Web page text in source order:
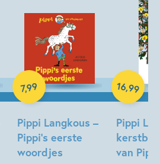
Pippi Langkous –
Pippi’s eerste
woordjes
7,99
Hardcover
Pippi
van Pippi
16,99
Hardcover